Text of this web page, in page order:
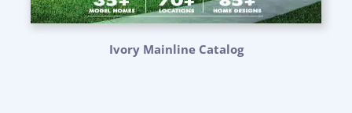
Ivory Mainline Catalog